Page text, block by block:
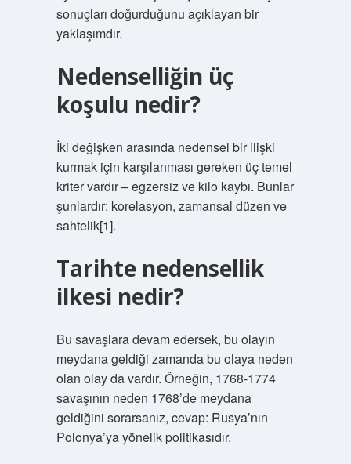
sonuçları doğurduğunu açıklayan bir
yaklaşımdır.
Nedenselliğin üç
koşulu nedir?
İki değişken arasında nedensel bir ilişki
kurmak için karşılanması gereken üç temel
kriter vardır – egzersiz ve kilo kaybı. Bunlar
şunlardır: korelasyon, zamansal düzen ve
sahtelik[1].
Tarihte nedensellik
ilkesi nedir?
Bu savaşlara devam edersek, bu olayın
meydana geldiği zamanda bu olaya neden
olan olay da vardır. Örneğin, 1768-1774
savaşının neden 1768’de meydana
geldiğini sorarsanız, cevap: Rusya’nın
Polonya’ya yönelik politikasıdır.